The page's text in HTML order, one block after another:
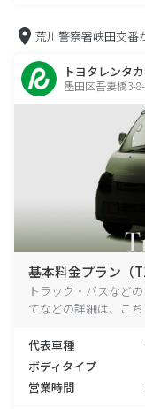
荒川警察署峡田交番
トヨタレンタ
墨田区吾妻橋3-
基本料金プラン（
トラック・バスなど
てなどの詳細は、こ
代表車種
ボディタイプ
営業時間